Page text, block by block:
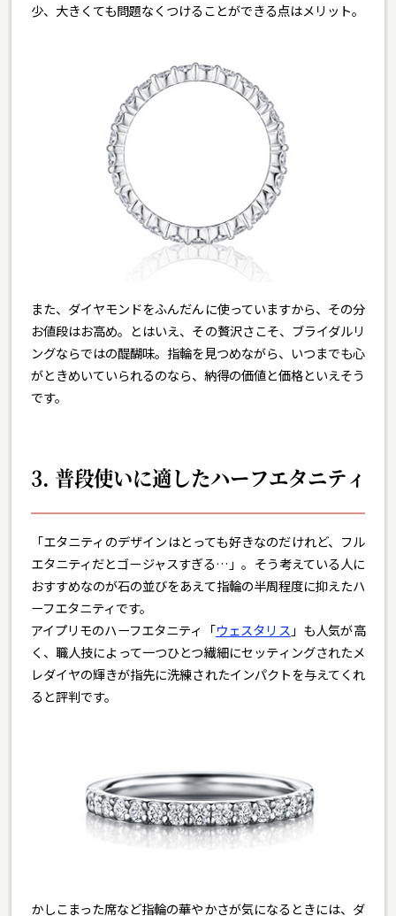
少、大きくても問題なくつけることができる点はメリット。
また、ダイヤモンドをふんだんに使っていますから、その分
お値段はお高め。とはいえ、その贅沢さこそ、ブライダルリ
ングならではの醍醐味。指輪を見つめながら、いつまでも心
がときめいていられるのなら、納得の価値と価格といえそう
です。
3. 普段使いに適したハーフエタニティ
「エタニティのデザインはとっても好きなのだけれど、フル
エタニティだとゴージャスすぎる…」。そう考えている人に
おすすめなのが石の並びをあえて指輪の半周程度に抑えたハ
ーフエタニティです。
アイプリモのハーフエタニティ「ウェスタリス 」も人気が高
く、職人技によって一つひとつ繊細にセッティングされたメ
レダイヤの輝きが指先に洗練されたインパクトを与えてくれ
ると評判です。
かしこまった席など指輪の華やかさが気になるときには、ダ